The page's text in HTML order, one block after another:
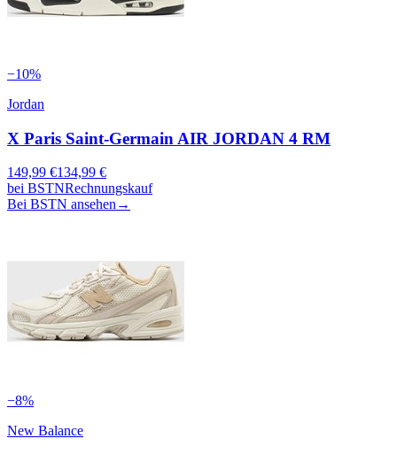
−10%
Jordan
X Paris Saint-Germain AIR JORDAN 4 RM
149,99 €134,99 €
bei BSTNRechnungskauf
Bei BSTN ansehen →
−8%
New Balance